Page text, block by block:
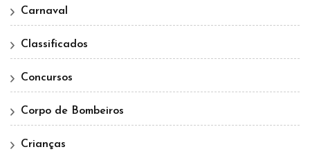
Carnaval
Classificados
Concursos
Corpo de Bombeiros
Crianças